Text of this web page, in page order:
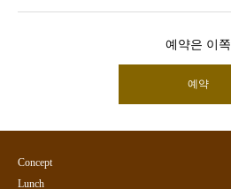
예약은 이쪽
예약
Concept
Lunch